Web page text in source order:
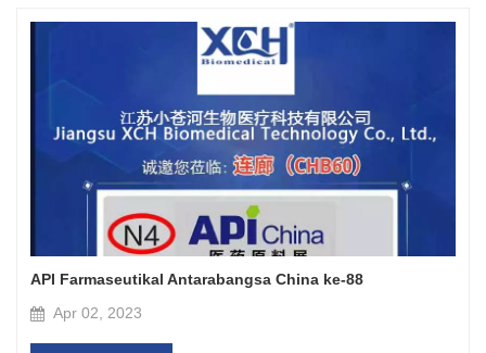
API Farmaseutikal Antarabangsa China ke-88
Apr 02, 2023